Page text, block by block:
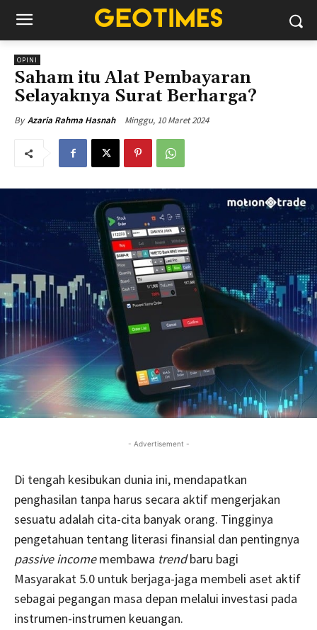
OPINI
Saham itu Alat Pembayaran
Selayaknya Surat Berharga?
By Azaria Rahma Hasnah Minggu, 10 Maret 2024
- Advertisement -
Di tengah kesibukan dunia ini, mendapatkan
penghasilan tanpa harus secara aktif mengerjakan
sesuatu adalah cita-cita banyak orang. Tingginya
pengetahuan tentang literasi finansial dan pentingnya
passive incomemembawa trendbaru bagi
Masyarakat 5.0 untuk berjaga-jaga membeli aset aktif
sebagai pegangan masa depan melalui investasi pada
instrumen-instrumen keuangan.